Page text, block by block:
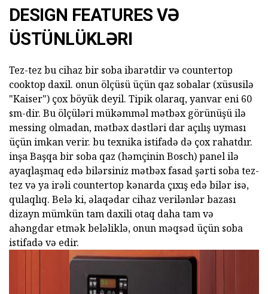
DESIGN FEATURES VƏ
ÜSTÜNLÜKLƏRI
Tez-tez bu cihaz bir soba ibarətdir və countertop
cooktop daxil. onun ölçüsü üçün qaz sobalar (xüsusilə
"Kaiser") çox böyük deyil. Tipik olaraq, yanvar eni 60
sm-dir. Bu ölçüləri mükəmməl mətbəx görünüşü ilə
messing olmadan, mətbəx dəstləri dar açılış uyması
üçün imkan verir. bu texnika istifadə də çox rahatdır.
inşa Başqa bir soba qaz (həmçinin Bosch) panel ilə
ayaqlaşmaq edə bilərsiniz mətbəx fasad şərti soba tez-
tez və ya irəli countertop kənarda çıxış edə bilər isə,
qulaqlıq. Belə ki, əlaqədar cihaz verilənlər bazası
dizayn mümkün tam daxili otaq daha tam və
ahəngdar etmək beləliklə, onun məqsəd üçün soba
istifadə və edir.